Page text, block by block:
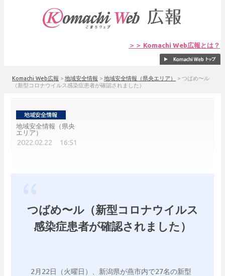
＞＞ Komachi Web広報とは？
Komachi Web広報 > 地域安全情報 > 地域安全情報（県央エリア） > つばめ〜ル
（新型コロナウイルス感染症患者が確認されました）
地域安全情報（県央
エリア）
2022.02.22 16:51
つばめ〜ル（新型コロナウイルス
感染症患者が確認されました）
2月22日（火曜日）、新潟県が燕市内で27名の新型